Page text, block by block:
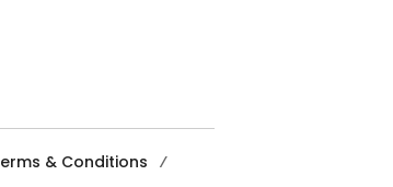
& Conditions